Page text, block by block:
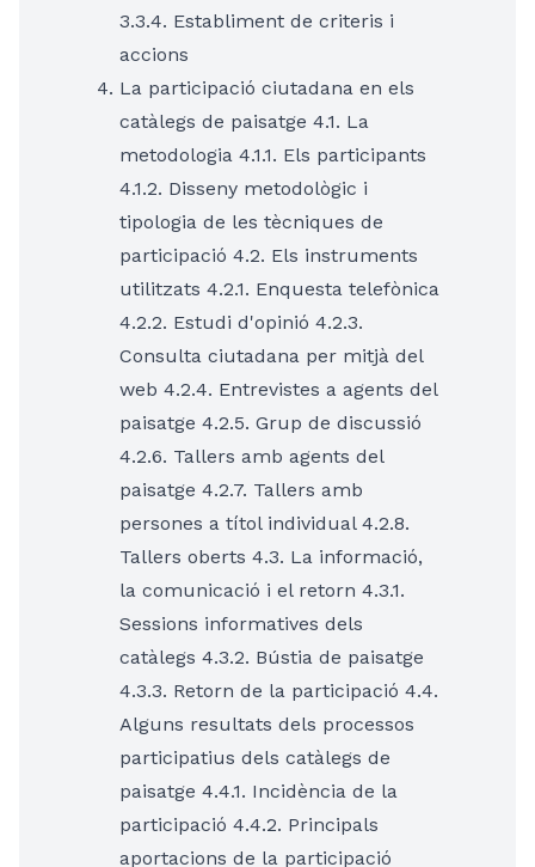
3.3.4. Establiment de criteris i
accions
La participació ciutadana en els
catàlegs de paisatge 4.1. La
metodologia 4.1.1. Els participants
4.1.2. Disseny metodològic i
tipologia de les tècniques de
participació 4.2. Els instruments
utilitzats 4.2.1. Enquesta telefònica
4.2.2. Estudi d'opinió 4.2.3.
Consulta ciutadana per mitjà del
web 4.2.4. Entrevistes a agents del
paisatge 4.2.5. Grup de discussió
4.2.6. Tallers amb agents del
paisatge 4.2.7. Tallers amb
persones a títol individual 4.2.8.
Tallers oberts 4.3. La informació,
la comunicació i el retorn 4.3.1.
Sessions informatives dels
catàlegs 4.3.2. Bústia de paisatge
4.3.3. Retorn de la participació 4.4.
Alguns resultats dels processos
participatius dels catàlegs de
paisatge 4.4.1. Incidència de la
participació 4.4.2. Principals
aportacions de la participació